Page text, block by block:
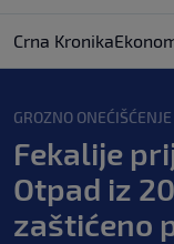
Crna Kronika
GROZNO ONEĆIŠĆENJE
Fekalije
Otpad iz
zaštićeno